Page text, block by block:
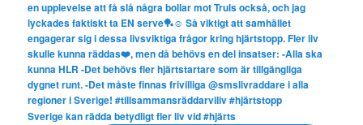
Sverige kan rädda betydligt fler liv vid #hjärts